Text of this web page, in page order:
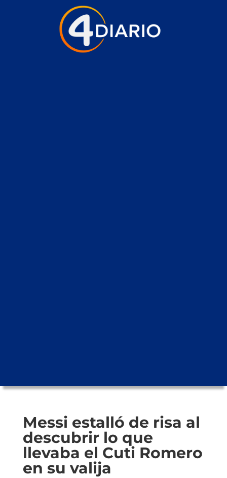
Messi estalló de risa al
descubrir lo que
llevaba el Cuti Romero
en su valija